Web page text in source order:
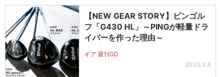
【NEW GEAR STORY】ピンゴル
フ「G430 HL」～PINGが軽量ドラ
イバーを作った理由～
ギア 週刊GD
2023.3.8